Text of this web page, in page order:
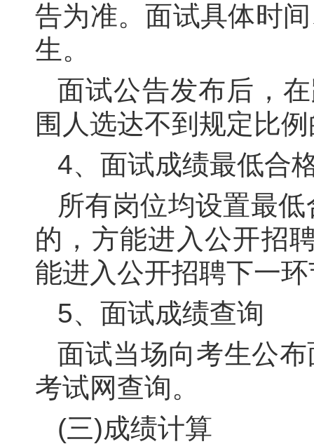
告为准。面试具体时
生。
面试公告发布后，
围人选达不到规定比
4、面试成绩最低合
所有岗位均设置最
的，方能进入公开招
能进入公开招聘下一
5、面试成绩查询
面试当场向考生公
考试网查询。
(三)成绩计算